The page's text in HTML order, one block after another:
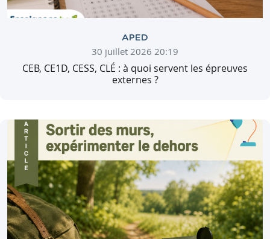
APED
30 juillet 2026 20:19
CEB, CE1D, CESS, CLÉ : à quoi servent les épreuves
externes ?